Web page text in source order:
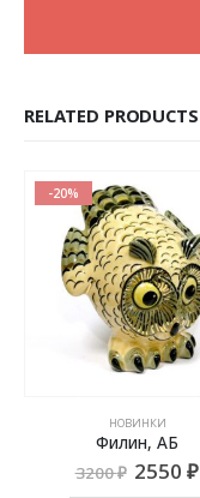
RELATED PRODUCTS
-20%
НОВИНКИ
Филин, АБ
3200₽ 2550₽